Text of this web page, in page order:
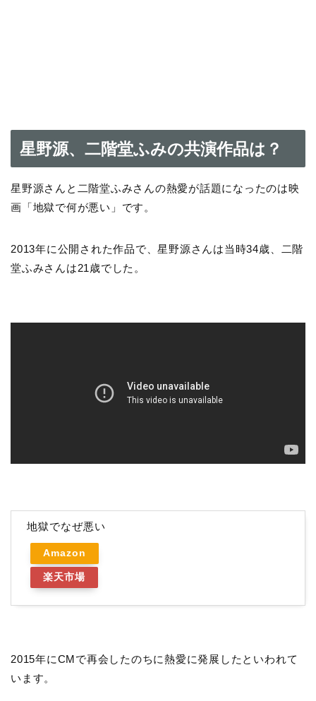
星野源、二階堂ふみの共演作品は？
星野源さんと二階堂ふみさんの熱愛が話題になったのは映
画「地獄で何が悪い」です。
2013年に公開された作品で、星野源さんは当時34歳、二階
堂ふみさんは21歳でした。
地獄でなぜ悪い
Amazon
楽天市場
2015年にCMで再会したのちに熱愛に発展したといわれて
います。